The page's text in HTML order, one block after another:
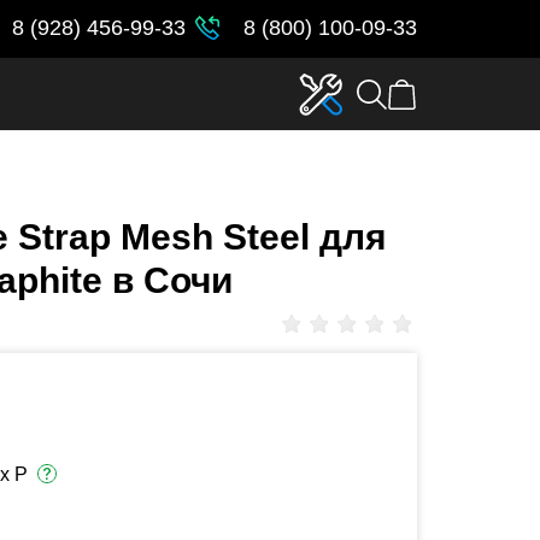
8 (928) 456-99-33 8 (800) 100-09-33
Mesh Steel для
в Сочи
Р